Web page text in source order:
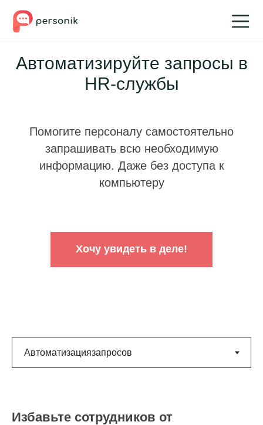
Автоматизируйте запросы в
HR-службы
Помогите персоналу самостоятельно
запрашивать всю необходимую
информацию. Даже без доступа к
компьютеру
Хочу увидеть в деле!
Избавьте сотрудников от